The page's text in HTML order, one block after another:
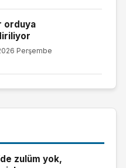
orduya
Perşembe
zulüm yok,